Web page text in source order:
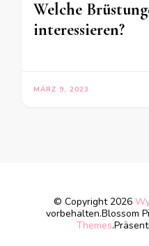
Welche
interessieren?
MÄRZ 9, 2023
© Copyright 2026
vorbehalten.Blossom
Themes